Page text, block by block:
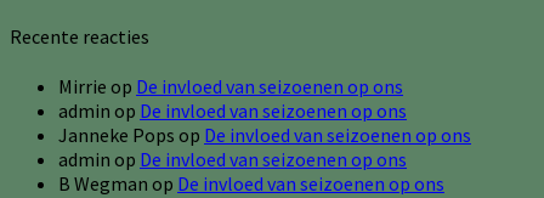
Recente reacties
Mirrie op De invloed van seizoenen op ons
admin op De invloed van seizoenen op ons
Janneke Pops op De invloed van seizoenen op ons
admin op De invloed van seizoenen op ons
B Wegman op De invloed van seizoenen op ons